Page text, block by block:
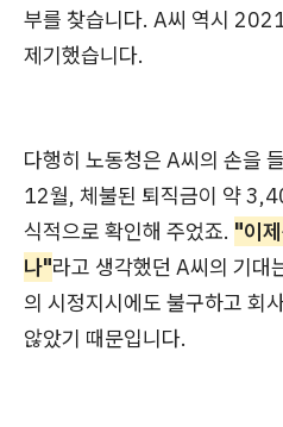
부를 찾습니다. A씨 역시
제기했습니다.
다행히 노동청은 A씨의 손을
12월, 체불된 퇴직금이 약
식적으로 확인해 주었죠. "이
나"라고 생각했던 A씨의 기대
의 시정지시에도 불구하고 회
않았기 때문입니다.